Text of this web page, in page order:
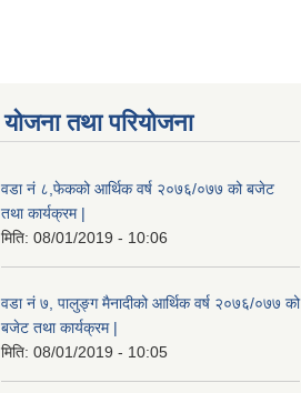
योजना तथा परियोजना
वडा नं ८,फेकको आर्थिक वर्ष २०७६/०७७ को बजेट
तथा कार्यक्रम |
मिति: 08/01/2019 - 10:06
वडा नं ७, पालुङ्ग मैनादीको आर्थिक वर्ष २०७६/०७७ को
बजेट तथा कार्यक्रम |
मिति: 08/01/2019 - 10:05